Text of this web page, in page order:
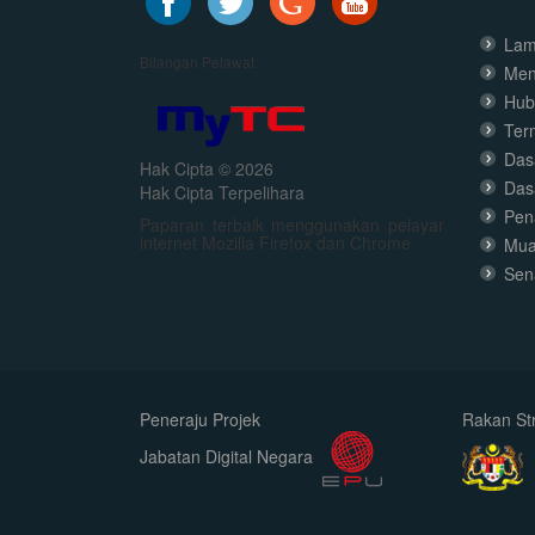
Bilangan Pelawat
Hak Cipta © 2026
Hak Cipta Terpelihara
Paparan terbaik menggunakan pelayar
internet Mozilla Firefox dan Chrome
Peneraju Projek
Jabatan Digital Negara
Rakan